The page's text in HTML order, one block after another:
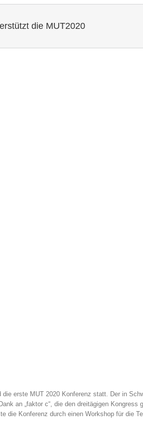
die MUT2020
die erste MUT 2020 Konferenz statt. Der in
an „faktor c“, die den dreitägigen
die Konferenz durch einen Workshop für die